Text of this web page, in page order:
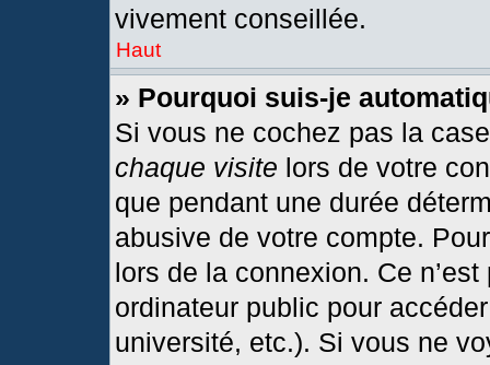
vivement conseillée.
Haut
» Pourquoi suis-je
Si vous ne cochez pas la
chaque visite lors de votre
que pendant une durée
abusive de votre compte.
lors de la connexion. Ce
ordinateur public pour
université, etc.). Si vous ne